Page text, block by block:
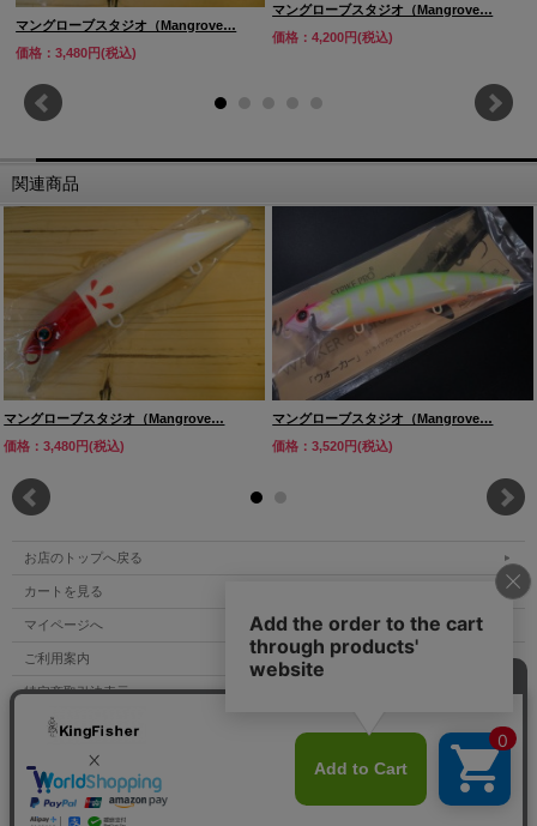
マングローブスタジオ（Mangrove…
価格：3,480円(税込)
マングローブスタジオ（Mangrove…
価格：4,200円(税込)
関連商品
マングローブスタジオ（Mangrove…
価格：3,480円(税込)
マングローブスタジオ（Mangrove…
価格：3,520円(税込)
お店のトップへ戻る
カートを見る
マイページへ
ご利用案内
特定商取引法表示
個人情報の取扱い
サイトマップ
お問い合わせ